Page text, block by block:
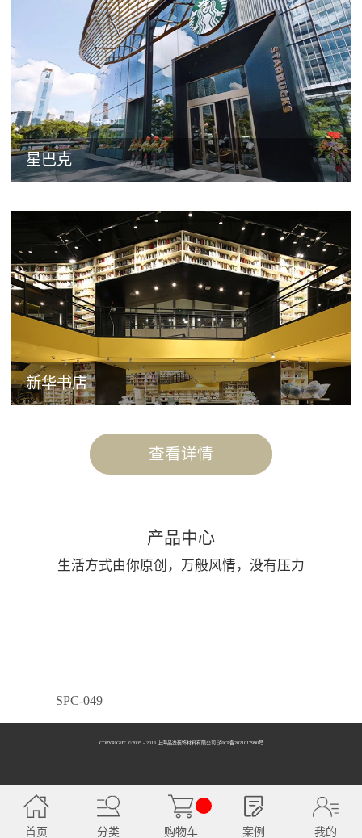
星巴克
新华书店
查看详情
产品中心
生活方式由你原创，万般风情，没有压力
SPC-049
SPC-050
COPYRIGHT ©2005 - 2013 上海品逸装饰材料有限公司 泸ICP备2021017990号
首页 分类 购物车 案例 我的